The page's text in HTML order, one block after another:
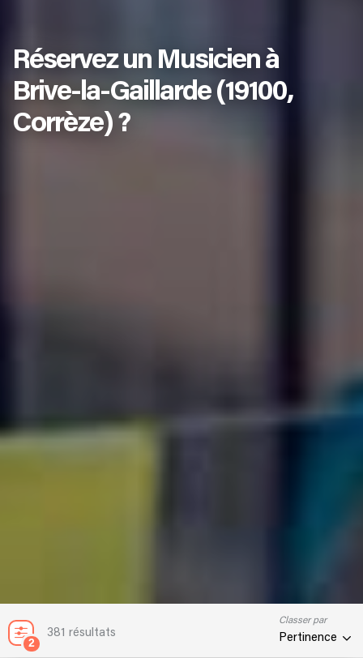
Réservez un Musicien à
Brive-la-Gaillarde (19100,
Corrèze) ?
2
381 résultats
Classer par
Pertinence